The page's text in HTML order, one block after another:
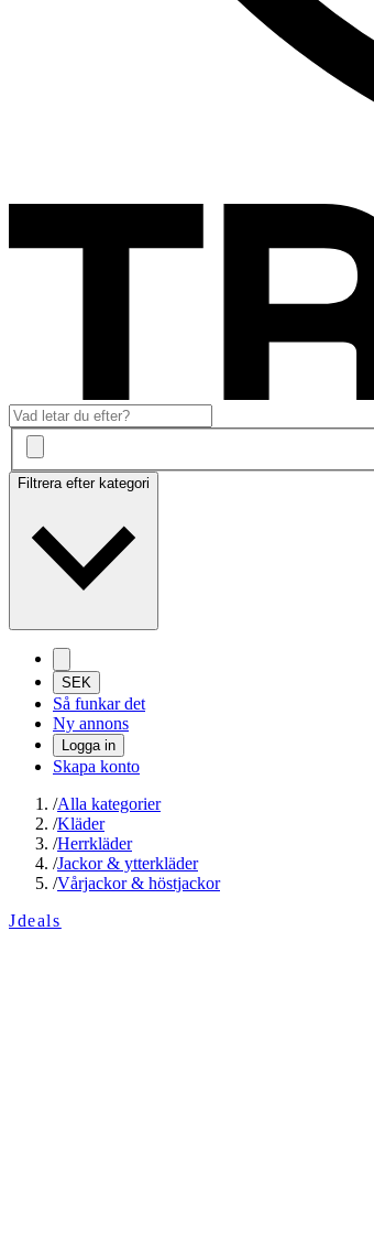
Filtrera efter kategori
SEK
Så funkar det
Ny annons
Logga in
Skapa konto
/Alla kategorier
/Kläder
/Herrkläder
/Jackor & ytterkläder
/Vårjackor & höstjackor
Jdeals